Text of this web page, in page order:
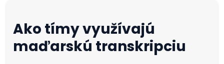
Ako tímy využívajú
maďarskú transkripciu